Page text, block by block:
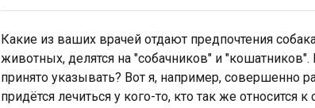
Какие из ваших врачей отдают предпочтения
животных, делятся на "собачников" и
принято указывать? Вот я, например, совершенно
придётся лечиться у кого-то, кто так же относится к